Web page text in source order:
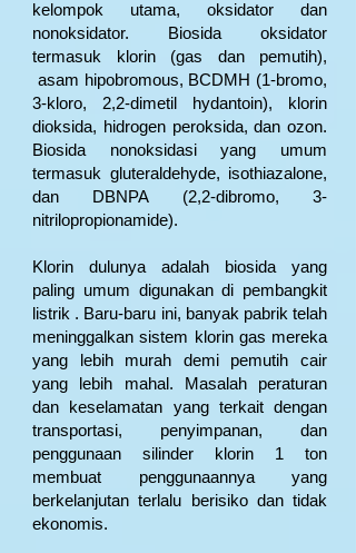
kelompok utama, oksidator dan
nonoksidator. Biosida oksidator
termasuk klorin (gas dan pemutih),
asam hipobromous, BCDMH (1-bromo,
3-kloro, 2,2-dimetil hydantoin), klorin
dioksida, hidrogen peroksida, dan ozon.
Biosida nonoksidasi yang umum
termasuk gluteraldehyde, isothiazalone,
dan DBNPA (2,2-dibromo, 3-
nitrilopropionamide).
Klorin dulunya adalah biosida yang
paling umum digunakan di pembangkit
listrik . Baru-baru ini, banyak pabrik telah
meninggalkan sistem klorin gas mereka
yang lebih murah demi pemutih cair
yang lebih mahal. Masalah peraturan
dan keselamatan yang terkait dengan
transportasi, penyimpanan, dan
penggunaan silinder klorin 1 ton
membuat penggunaannya yang
berkelanjutan terlalu berisiko dan tidak
ekonomis.